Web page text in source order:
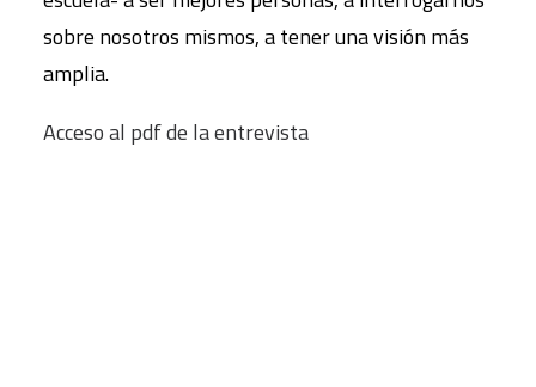
sobre nosotros mismos, a tener una visión más
amplia.
Acceso al pdf de la entrevista